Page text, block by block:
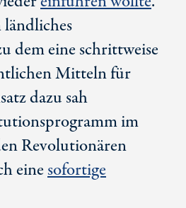
ländliches
dem eine schrittweise
Mitteln für
dazu sah
im
Revolutionären
einesofortige